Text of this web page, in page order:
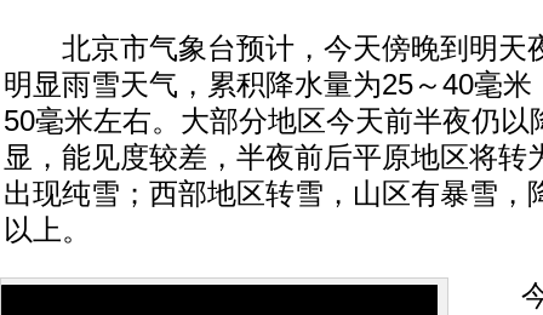
北京市气象台预计，今天傍晚到明天
明显雨雪天气，累积降水量为25～40毫
50毫米左右。大部分地区今天前半夜仍以
显，能见度较差，半夜前后平原地区将转
出现纯雪；西部地区转雪，山区有暴雪，
以上。
今